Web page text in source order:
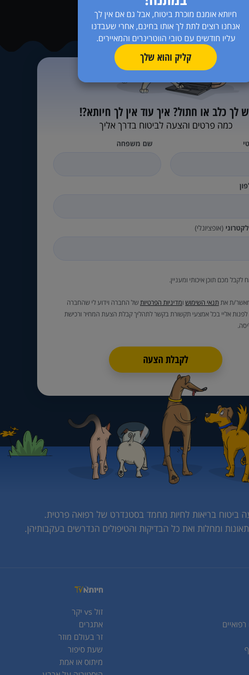
חיותא אומנם מוכרת ביטוח, אבל גם אם אין לך
אנחנו רוצים לתת לך אותו בחינם, אחרי שעבדנו
עליו חודשים עם טובי הווטרינרים והמאיירים.
קליק והוא שלך
לך כלב או חתול? איך עוד אין לך חיותא?!
כמה פרטים והצעה לביטוח בדרך אליך
שם משפחה
(אופציונלי)
לקבל מכם תוכן איכותי ומעניין.
ת אתתנאי השימוש ומדיניות הפרטיותשל החברה וידוע לי שהחברה
לפנות אליי בכל אמצעי תקשורת בקשר לתהליך קבלת הצעת המחיר ורכישת
לקבלת הצעה
ביטוח בריאות לחיות מחמד בסטנדרט של רפואה פרטית.
ומחלות ואת כל הבדיקות והטיפולים הנדרשים בעקבותיהן.
זול vs יקר
אתגרים
זר בעולם מוזר
שעת סיפור
מיתוס או אמת